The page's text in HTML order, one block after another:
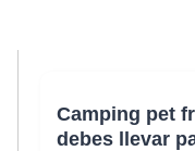
Camping pet
debes llevar